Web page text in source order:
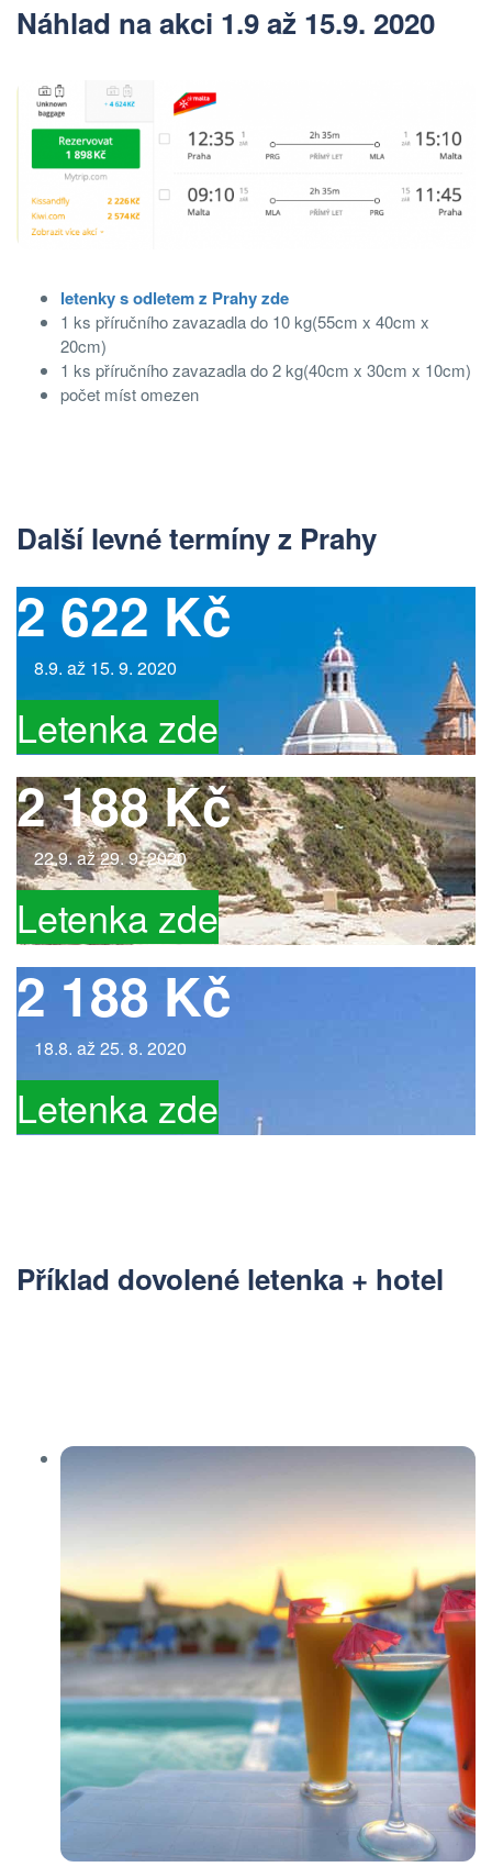
Náhlad na akci 1.9 až 15.9. 2020
letenky s odletem z Prahy zde
1 ks příručního zavazadla do 10 kg(55cm x 40cm x
20cm)
1 ks příručního zavazadla do 2 kg(40cm x 30cm x 10cm)
počet míst omezen
Další levné termíny z Prahy
2 622 Kč
8.9. až 15. 9. 2020
Letenka zde
2 188 Kč
22.9. až 29. 9. 2020
Letenka zde
2 188 Kč
18.8. až 25. 8. 2020
Letenka zde
Příklad dovolené letenka + hotel